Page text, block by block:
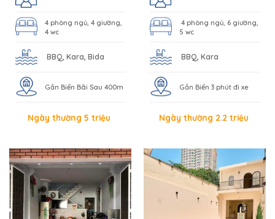
4 phòng ngủ, 4 giường,
4 wc
BBQ, Kara, Bida
Gần Biển Bãi Sau 400m
Ngày thường 5 triệu
4 phòng ngủ, 6 giường,
5 wc
BBQ, Kara
Gần Biển 3 phút đi xe
Ngày thường 2.2 triệu